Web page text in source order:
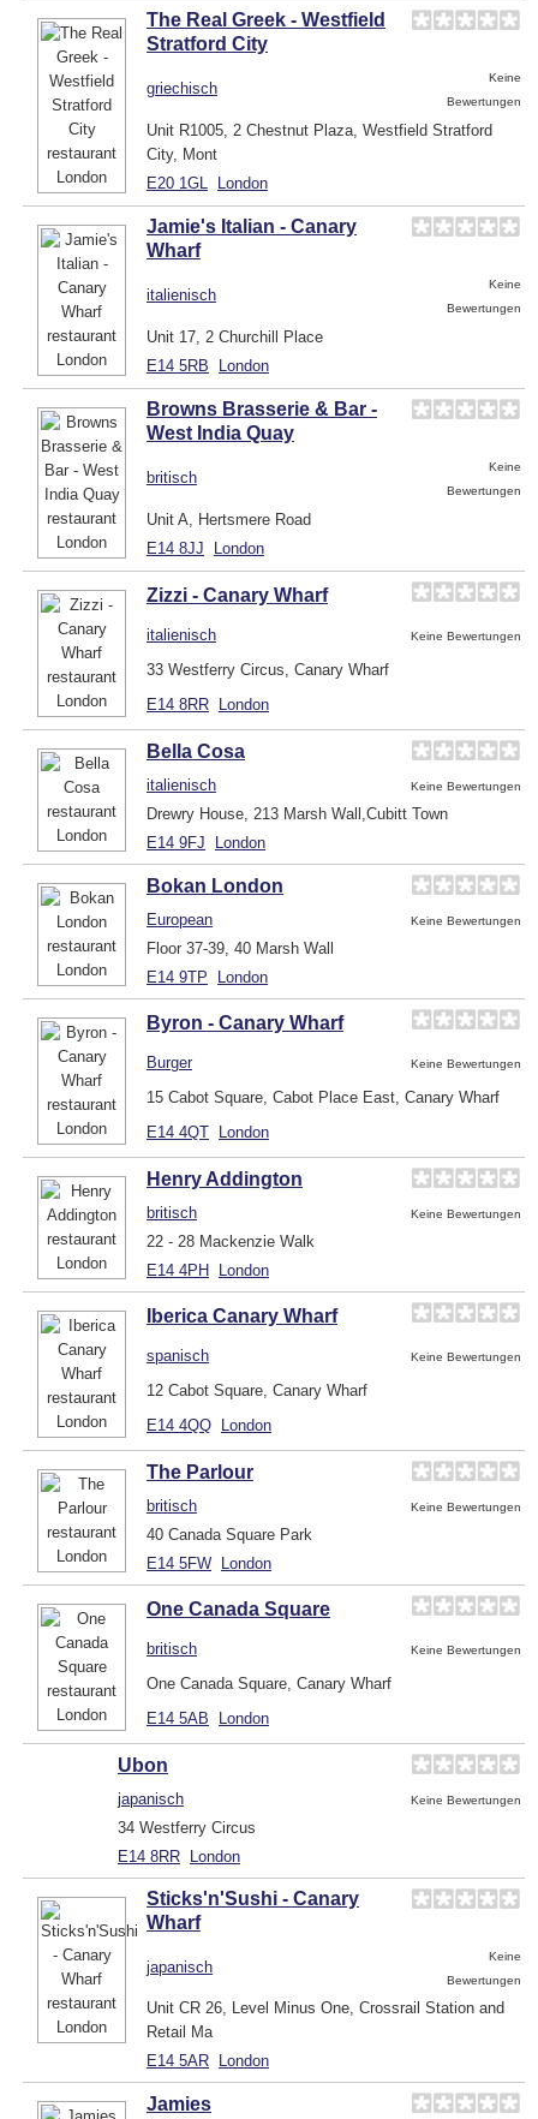
The Real Greek - Westfield
Stratford City
griechisch
Keine
Bewertungen
Unit R1005, 2 Chestnut Plaza, Westfield Stratford
City, Mont
E20 1GL
London
Jamie's Italian - Canary
Wharf
italienisch
Keine
Bewertungen
Unit 17, 2 Churchill Place
E14 5RB
London
Browns Brasserie & Bar -
West India Quay
britisch
Keine
Bewertungen
Unit A, Hertsmere Road
E14 8JJ
London
Zizzi - Canary Wharf
italienisch Keine Bewertungen
33 Westferry Circus, Canary Wharf
E14 8RR London
Bella Cosa
italienisch Keine Bewertungen
Drewry House, 213 Marsh Wall,Cubitt Town
E14 9FJ
London
Bokan London
European Keine Bewertungen
Floor 37-39, 40 Marsh Wall
E14 9TP
London
Byron - Canary Wharf
Burger Keine Bewertungen
15 Cabot Square, Cabot Place East, Canary Wharf
E14 4QT London
Henry Addington
britisch Keine Bewertungen
22 - 28 Mackenzie Walk
E14 4PH London
Iberica Canary Wharf
spanisch Keine Bewertungen
12 Cabot Square, Canary Wharf
E14 4QQ London
The Parlour
britisch Keine Bewertungen
40 Canada Square Park
E14 5FW London
One Canada Square
britisch Keine Bewertungen
One Canada Square, Canary Wharf
E14 5AB
London
Ubon
japanisch Keine Bewertungen
34 Westferry Circus
E14 8RR London
Sticks'n'Sushi - Canary
Wharf
japanisch
Keine
Bewertungen
Unit CR 26, Level Minus One, Crossrail Station and
Retail Ma
E14 5AR London
Jamies